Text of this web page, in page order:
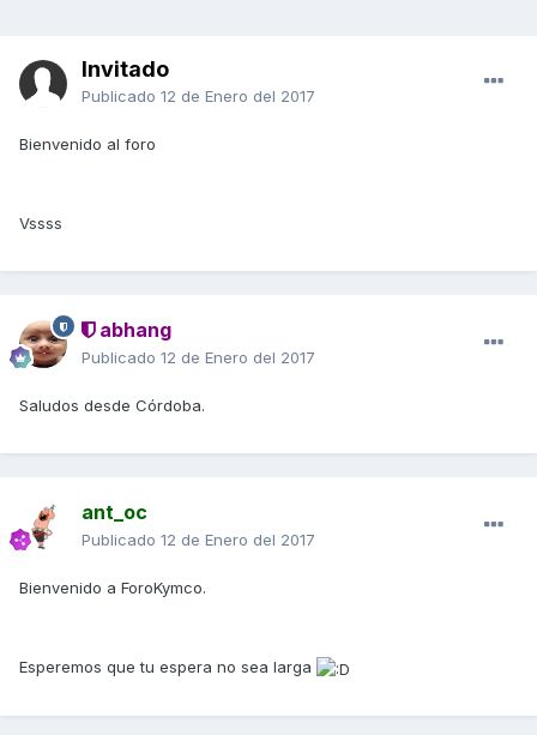
Invitado
Publicado 12 de Enero del 2017
Bienvenido al foro
Vssss
abhang
Publicado 12 de Enero del 2017
Saludos desde Córdoba.
ant_oc
Publicado 12 de Enero del 2017
Bienvenido a ForoKymco.
Esperemos que tu espera no sea larga